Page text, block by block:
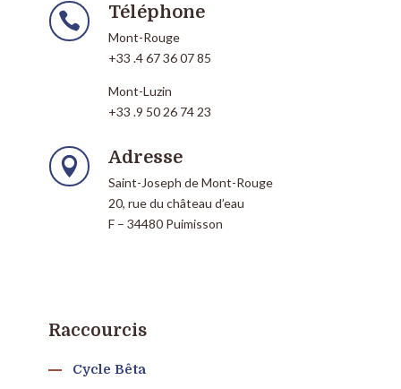
 Téléphone
Mont-Rouge
+33 .4 67 36 07 85
Mont-Luzin
+33 .9 50 26 74 23
 Adresse
Saint-Joseph de Mont-Rouge
20, rue du château d’eau
F – 34480 Puimisson
Raccourcis
Cycle Bêta